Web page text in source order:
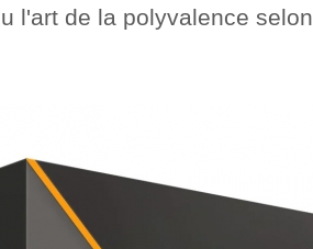
l'art de la polyvalence selon